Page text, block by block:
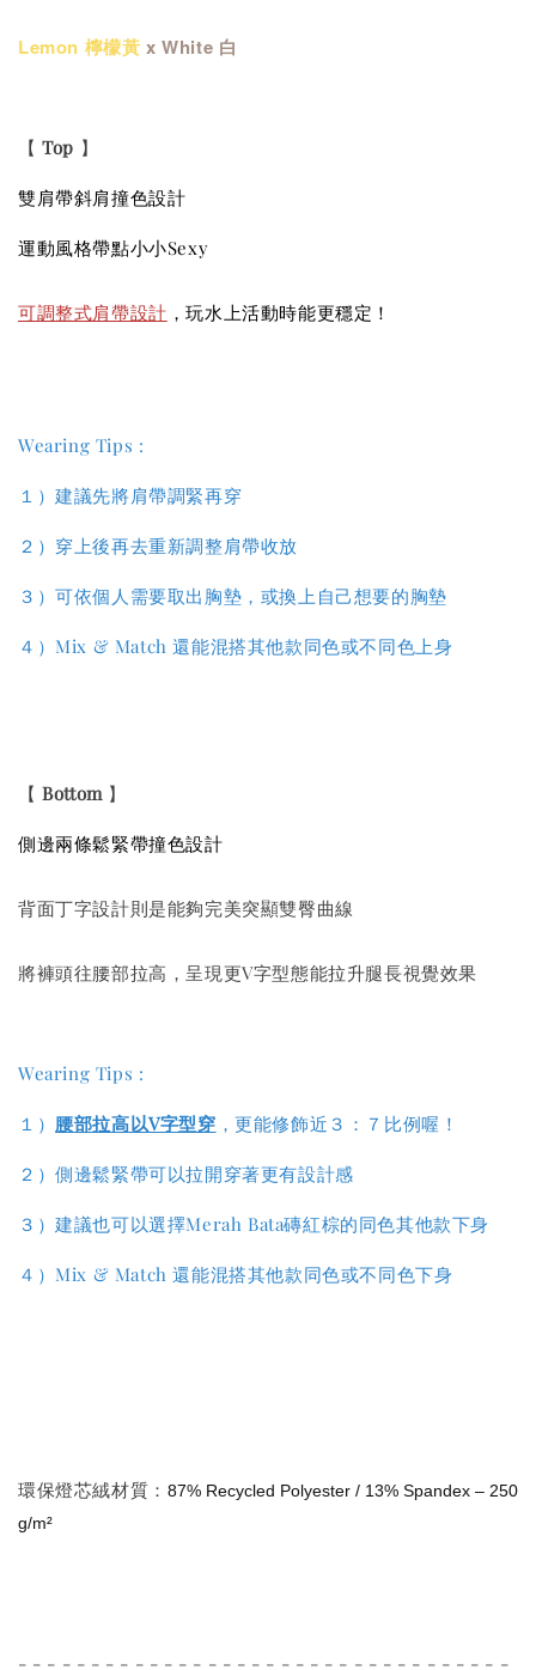
Lemon 檸檬黃 x White 白
【Top 】
雙肩帶斜肩撞色設計
運動風格帶點小小Sexy
可調整式肩帶設計 ，玩水上活動時能更穩定！
Wearing Tips :
１）建議先將肩帶調緊再穿
２）穿上後再去重新調整肩帶收放
３）可依個人需要取出胸墊，或換上自己想要的胸墊
４ ）Mix & Match 還能混搭其他款同色或不同色上身
【 Bottom】
側邊兩條鬆緊帶撞色設計
背面丁字設計則是能夠完美突顯雙臀曲線
將褲頭往腰部拉高，呈現更V字型態能拉升腿長視覺效果
Wearing Tips :
１） 腰部拉高以V字型穿 ，更能修飾近３：７比例喔！
２）側邊鬆緊帶可以拉開穿著更有設計感
３）建議也可以選擇Merah Bata磚紅棕的同色其他款下身
４）Mix & Match 還能混搭其他款同色或不同色下身
環保燈芯絨材質： 87% Recycled Polyester / 13% Spandex– 250
g/m²
- - - - - - - - - - - - - - - - - - - - - - - - - - - - - - - - - -